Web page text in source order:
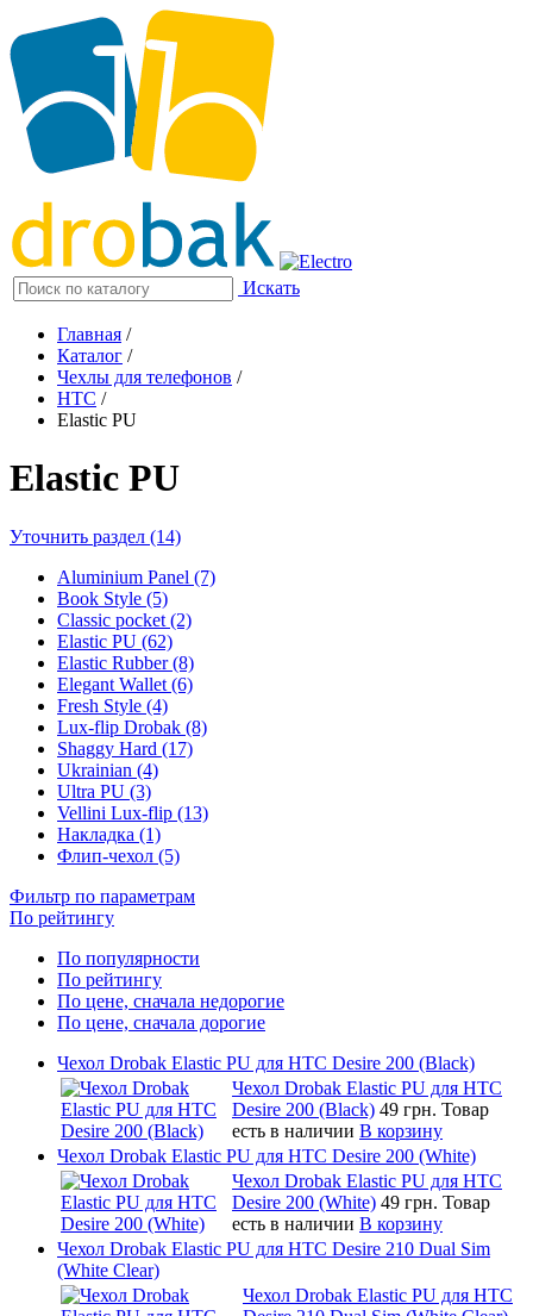
Искать
Главная /
Каталог /
Чехлы для телефонов /
HTC /
Elastic PU
Elastic PU
Уточнить раздел (14)
Aluminium Panel (7)
Book Style (5)
Classic pocket (2)
Elastic PU (62)
Elastic Rubber (8)
Elegant Wallet (6)
Fresh Style (4)
Lux-flip Drobak (8)
Shaggy Hard (17)
Ukrainian (4)
Ultra PU (3)
Vellini Lux-flip (13)
Накладка (1)
Флип-чехол (5)
Фильтр по параметрам
По рейтингу
По популярности
По рейтингу
По цене, сначала недорогие
По цене, сначала дорогие
Чехол Drobak Elastic PU для HTC Desire 200 (Black)
Чехол Drobak Elastic PU для HTC
Desire 200 (Black) 49 грн. Товар
есть в наличии В корзину
Чехол Drobak Elastic PU для HTC Desire 200 (White)
Чехол Drobak Elastic PU для HTC
Desire 200 (White) 49 грн. Товар
есть в наличии В корзину
Чехол Drobak Elastic PU для HTC Desire 210 Dual Sim
(White Clear)
Чехол Drobak Elastic PU для HTC